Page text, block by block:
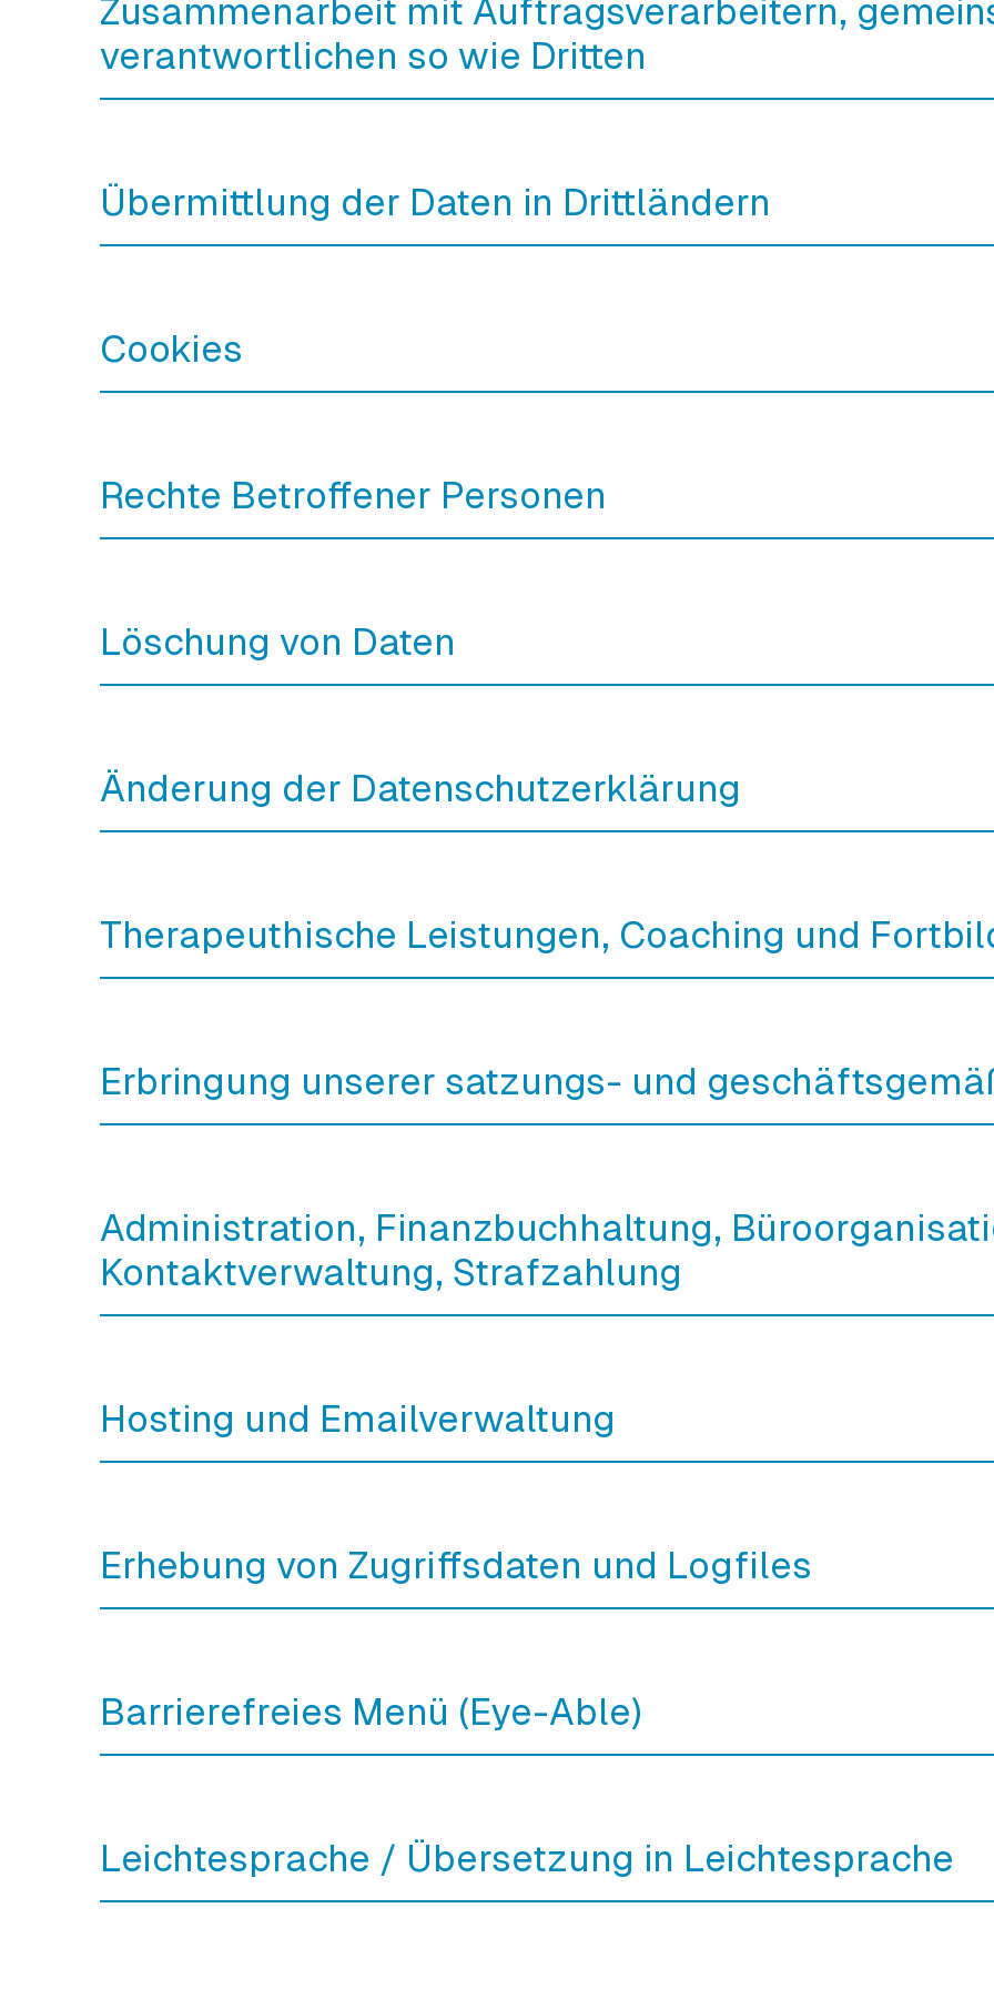
Zusammenarbeit mit Auftragsverarbeitern,
verantwortlichen so wie Dritten
Übermittlung der Daten in Drittländern
Cookies
Rechte Betroffener Personen
Löschung von Daten
Änderung der Datenschutzerklärung
Therapeuthische Leistungen, Coaching und
Erbringung unserer satzungs- und
Administration, Finanzbuchhaltung,
Kontaktverwaltung, Strafzahlung
Hosting und Emailverwaltung
Erhebung von Zugriffsdaten und Logfiles
Barrierefreies Menü (Eye-Able)
Leichtesprache / Übersetzung in Leichtesprache